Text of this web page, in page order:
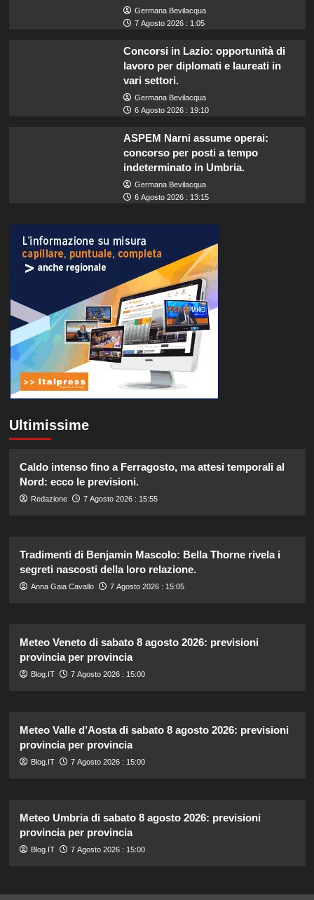
Germana Bevilacqua
7 Agosto 2026 : 1:05
Concorsi in Lazio: opportunità di
lavoro per diplomati e laureati in
vari settori.
Germana Bevilacqua
6 Agosto 2026 : 19:10
ASPEM Narni assume operai:
concorso per posti a tempo
indeterminato in Umbria.
Germana Bevilacqua
6 Agosto 2026 : 13:15
Ultimissime
Caldo intenso fino a Ferragosto, ma attesi temporali al
Nord: ecco le previsioni.
Redazione 7 Agosto 2026 : 15:55
Tradimenti di Benjamin Mascolo: Bella Thorne rivela i
segreti nascosti della loro relazione.
Anna Gaia Cavallo 7 Agosto 2026 : 15:05
Meteo Veneto di sabato 8 agosto 2026: previsioni
provincia per provincia
Blog.IT 7 Agosto 2026 : 15:00
Meteo Valle d’Aosta di sabato 8 agosto 2026: previsioni
provincia per provincia
Blog.IT 7 Agosto 2026 : 15:00
Meteo Umbria di sabato 8 agosto 2026: previsioni
provincia per provincia
Blog.IT 7 Agosto 2026 : 15:00